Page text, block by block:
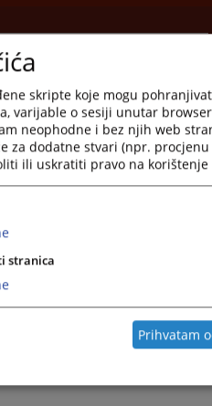
korištenje
unija. Za njen sadržaj isključivo je odgovorno
odražava nužno stavove Evropske unije.
skripte koje mogu
varijable o sesiji unutar
neophodne i bez njih web
za dodatne stvari (npr.
ili uskratiti pravo na
stranica
Prihvatam